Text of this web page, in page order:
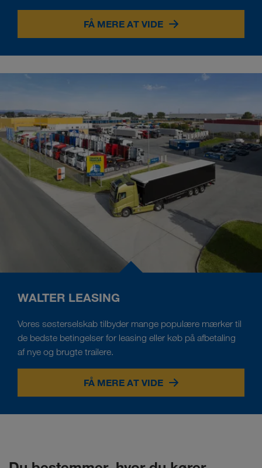
FÅ MERE AT VIDE
WALTER LEASING
Vores søsterselskab tilbyder mange populære mærker til
de bedste betingelser for leasing eller køb på afbetaling
af nye og brugte trailere.
FÅ MERE AT VIDE